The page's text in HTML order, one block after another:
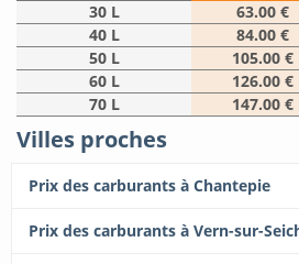
30 L
63.00 €
40 L
84.00 €
50 L
105.00 €
60 L
126.00 €
70 L
147.00 €
Villes proches
Prix des carburants à Chantepie
Prix des carburants à Vern-sur-